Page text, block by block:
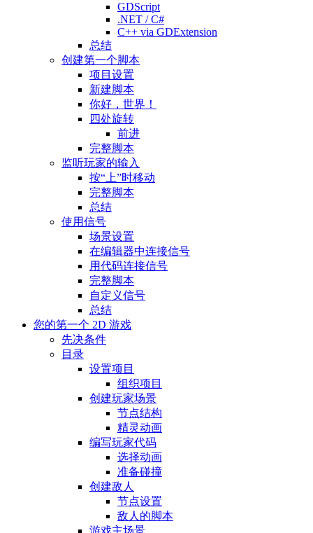
GDScript
.NET / C#
C++ via GDExtension
总结
创建第一个脚本
项目设置
新建脚本
你好，世界！
四处旋转
前进
完整脚本
监听玩家的输入
按“上”时移动
完整脚本
总结
使用信号
场景设置
在编辑器中连接信号
用代码连接信号
完整脚本
自定义信号
总结
您的第一个 2D 游戏
先决条件
目录
设置项目
组织项目
创建玩家场景
节点结构
精灵动画
编写玩家代码
选择动画
准备碰撞
创建敌人
节点设置
敌人的脚本
游戏主场景